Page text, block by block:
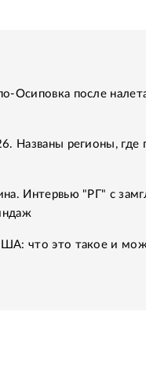
Осиповка после
Названы регионы, где
Интервью "РГ" с
что это такое и